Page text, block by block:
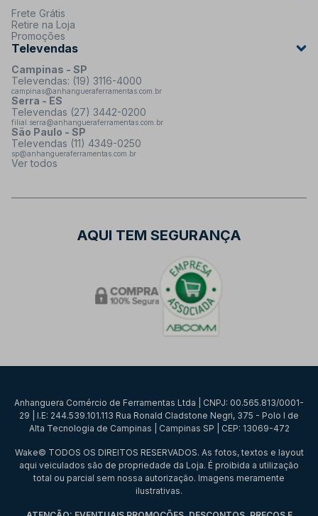
Frete Grátis
Retire na Loja
Promoções
Televendas
Campinas - SP
Televendas: (19) 3116-4000
campinas@anhangueraferramentas.com.br
Serra - ES
Televendas (27) 3442-0200
filial.serra@anhangueraferramentas.com.br
São Paulo - SP
Televendas (11) 4349-0250
sp@anhangueraferramentas.com.br
Ver todos
AQUI TEM SEGURANÇA
Anhanguera Comércio de Ferramentas Ltda | CNPJ: 00.565.813/0001-
29 | I.E: 244.539.101.113 Rua Ronald Cladstone Negri, 375 - Polo I de
Alta Tecnologia de Campinas | Campinas SP | CEP: 13069-472
Wake© TODOS OS DIREITOS RESERVADOS. As fotos, textos e layout
aqui veiculados são de propriedade da Loja. É proibida a utilização
total ou parcial sem nossa autorização. Imagens meramente
ilustrativas.